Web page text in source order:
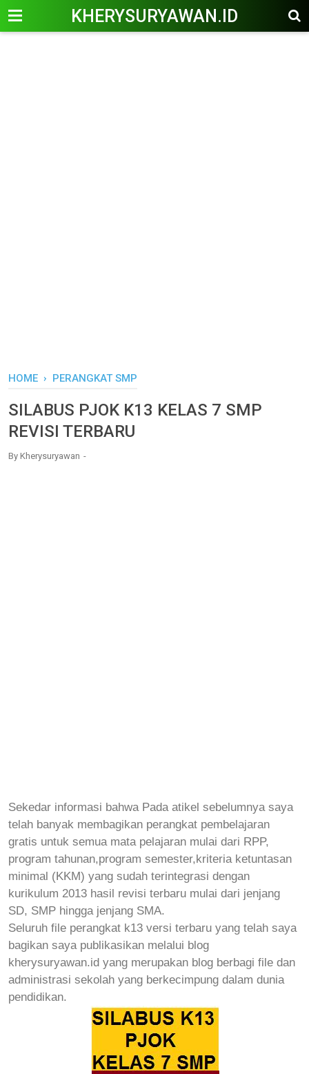
KHERYSURYAWAN.ID
HOME › PERANGKAT SMP
SILABUS PJOK K13 KELAS 7 SMP
REVISI TERBARU
By Kherysuryawan
Sekedar informasi bahwa Pada atikel sebelumnya saya
telah banyak membagikan perangkat pembelajaran
gratis untuk semua mata pelajaran mulai dari RPP,
program tahunan,program semester,kriteria ketuntasan
minimal (KKM) yang sudah terintegrasi dengan
kurikulum 2013 hasil revisi terbaru mulai dari jenjang
SD, SMP hingga jenjang SMA.
Seluruh file perangkat k13 versi terbaru yang telah saya
bagikan saya publikasikan melalui blog
kherysuryawan.id yang merupakan blog berbagi file dan
administrasi sekolah yang berkecimpung dalam dunia
pendidikan.